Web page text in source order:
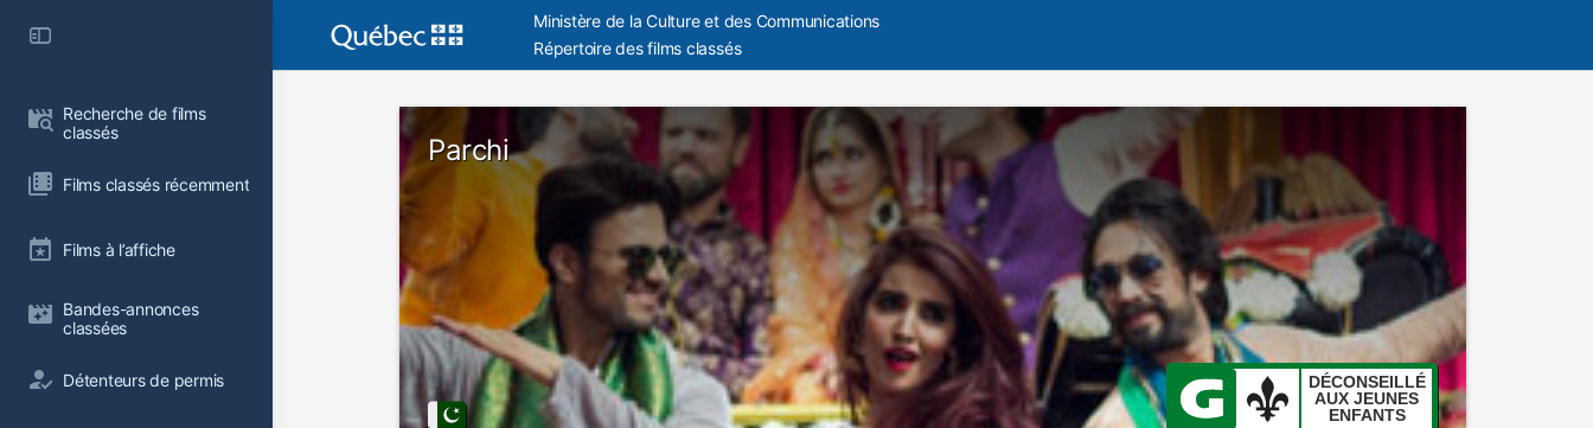
Recherche de films
classés
Films classés récemment
Films à l’affiche
Bandes-annonces
classées
Détenteurs de permis
Ministère de la Culture et des Communications
Répertoire des films classés
Parchi
DÉCONSEILLÉ
AUX JEUNES
ENFANTS